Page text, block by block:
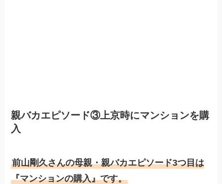
親バカエピソード③上京時にマンションを購
入
前山剛久さんの母親・親バカエピソード3つ目は
『マンションの購入』です。